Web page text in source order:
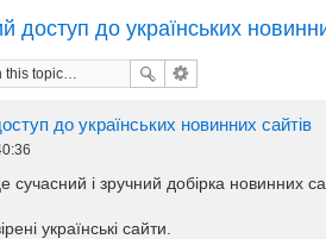
до українських
до українських новинних сайтів
сучасний і зручний добірка новинних
українські сайти.